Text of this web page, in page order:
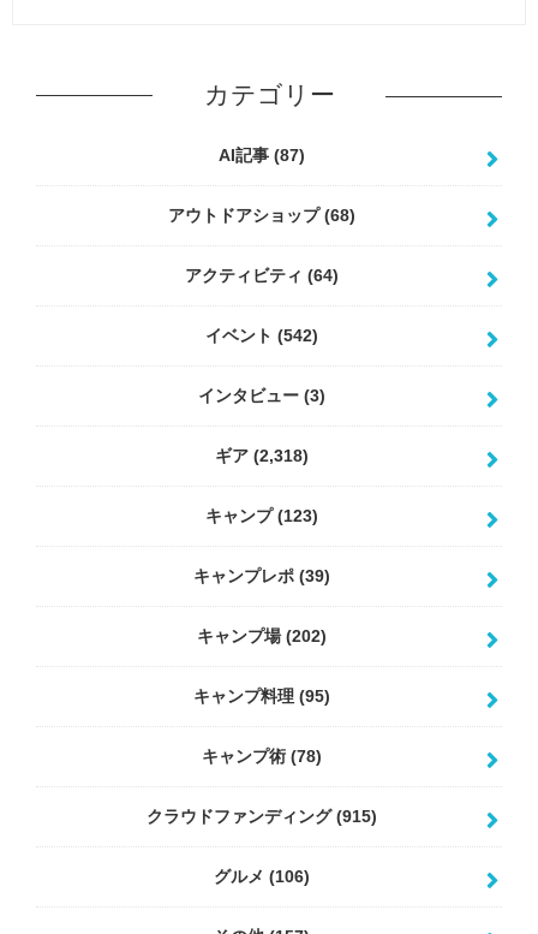
カテゴリー
AI記事 (87)
アウトドアショップ(68)
アクティビティ (64)
イベント (542)
インタビュー (3)
ギア (2,318)
キャンプ(123)
キャンプレポ (39)
キャンプ場(202)
キャンプ料理 (95)
キャンプ術 (78)
クラウドファンディング(915)
グルメ (106)